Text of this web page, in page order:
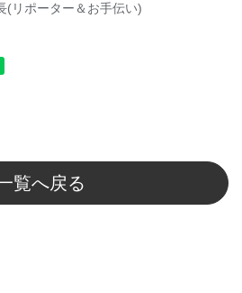
(リポーター＆お手伝い)
覧へ戻る